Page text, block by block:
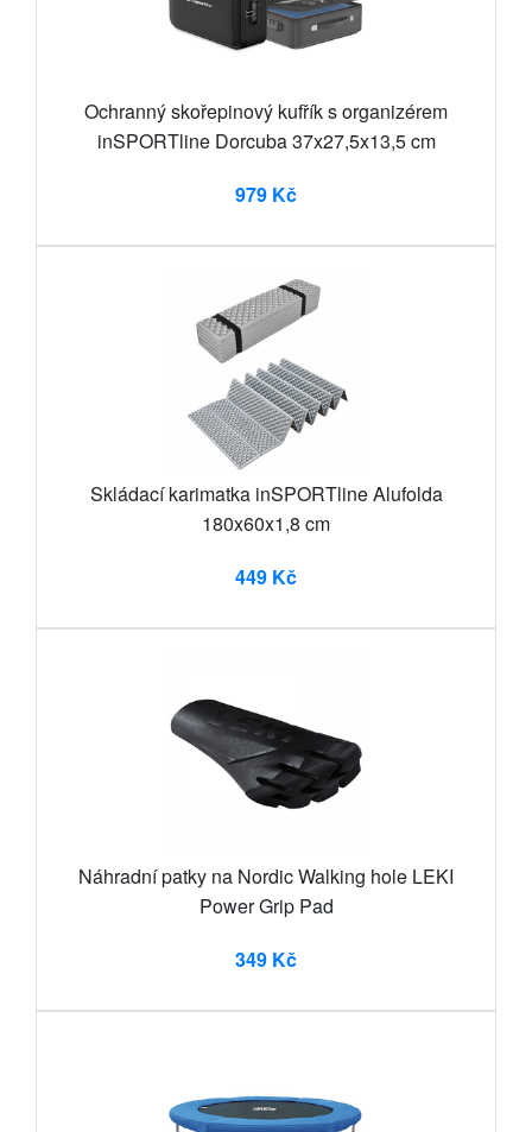
Ochranný skořepinový kufřík s organizérem
inSPORTline Dorcuba 37x27,5x13,5 cm
979 Kč
Skládací karimatka inSPORTline Alufolda
180x60x1,8 cm
449 Kč
Náhradní patky na Nordic Walking hole LEKI
Power Grip Pad
349 Kč